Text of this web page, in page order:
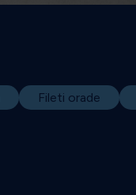
Fileti orade